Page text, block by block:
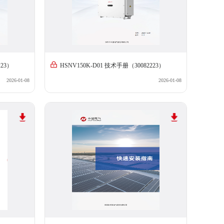
）
2026-01-08
HSNV150K-D01 技术手册（30082223）
2026-01-08